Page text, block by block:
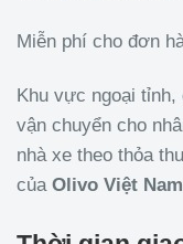
Miễn phí cho đơn
Khu vực ngoại
vận chuyển cho
nhà xe theo thỏa
của Olivo Việt